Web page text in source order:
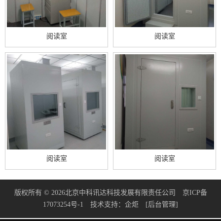
阅读室 阅读室
阅读室 阅读室
版权所有 © 2026北京中科讯达科技发展有限责任公司 京ICP备
17073254号-1 技术支持： 企炬 [后台管理]